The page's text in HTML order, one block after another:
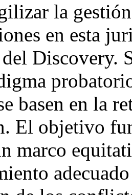
la
en esta
Discovery.
basen en la
El objetivo
marco